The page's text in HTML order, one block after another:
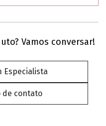
Vamos conversar!
Especialista
de contato